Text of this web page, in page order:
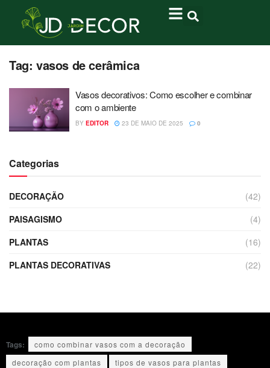
Tag: vasos de cerâmica
Vasos decorativos: Como escolher e combinar
com o ambiente
BY EDITOR 23 DE MAIO DE 2025 0
Categorias
DECORAÇÃO
(42)
PAISAGISMO
(4)
PLANTAS
(16)
PLANTAS DECORATIVAS
(22)
Tags:
como combinar vasos com a decoração
decoração com plantas
tipos de vasos para plantas